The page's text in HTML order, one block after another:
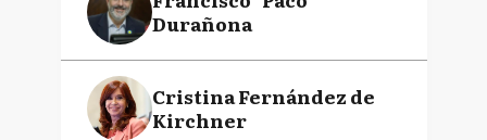
Durañona
Cristina Fernández de
Kirchner